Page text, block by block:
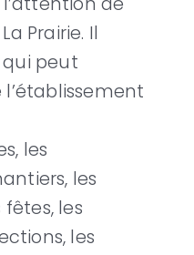
Prairie. Il
peut
les
les
fêtes, les
les